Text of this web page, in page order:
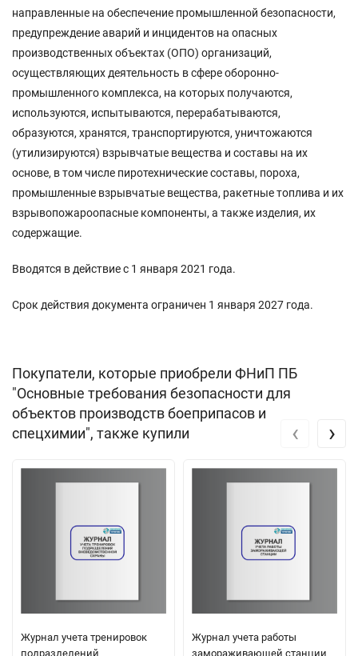
направленные на обеспечение промышленной безопасности,
предупреждение аварий и инцидентов на опасных
производственных объектах (ОПО) организаций,
осуществляющих деятельность в сфере оборонно-
промышленного комплекса, на которых получаются,
используются, испытываются, перерабатываются,
образуются, хранятся, транспортируются, уничтожаются
(утилизируются) взрывчатые вещества и составы на их
основе, в том числе пиротехнические составы, пороха,
промышленные взрывчатые вещества, ракетные топлива и их
взрывопожароопасные компоненты, а также изделия, их
содержащие.
Вводятся в действие с 1 января 2021 года.
Срок действия документа ограничен 1 января 2027 года.
Покупатели, которые приобрели ФНиП ПБ
"Основные требования безопасности для
объектов производств боеприпасов и
спецхимии", также купили
Журнал учета тренировок
подразделений
Журнал учета работы
замораживающей станции
‹ ›